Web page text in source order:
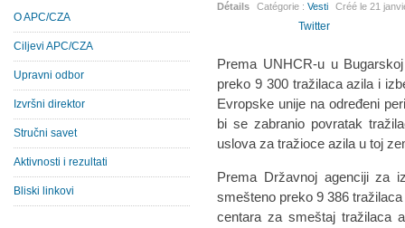
Détails Catégorie :Vesti Créé le21
Twitter
Prema UNHCR-u u
preko 9 300 tražilaca azila i
Evropske unije na određeni
bi se zabranio povratak
uslova za tražioce azila u toj
Prema Državnoj agenciji za
smešteno preko 9 386
centara za smeštaj tražilaca
O APC/CZA
Ciljevi APC/CZA
Upravni odbor
Izvršni direktor
Stručni savet
Aktivnosti i rezultati
Bliski linkovi